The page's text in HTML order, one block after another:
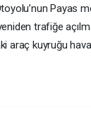
Payas
trafiğe
araç kuyruğu